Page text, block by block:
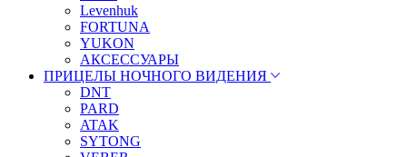
Levenhuk
FORTUNA
YUKON
АКСЕССУАРЫ
ПРИЦЕЛЫ НОЧНОГО ВИДЕНИЯ
DNT
PARD
ATAK
SYTONG